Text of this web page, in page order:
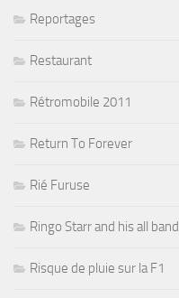
Reportages
Restaurant
Rétromobile 2011
Return To Forever
Rié Furuse
Ringo Starr and his all band
Risque de pluie sur la F1